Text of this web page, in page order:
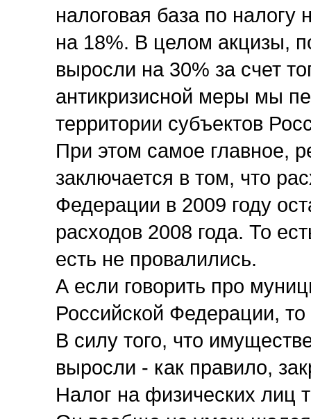
налоговая база по
на 18%. В целом акцизы,
выросли на 30% за счет
антикризисной меры мы
территории субъектов
При этом самое главное,
заключается в том, что
Федерации в 2009 году
расходов 2008 года. То
есть не провалились.
А если говорить про
Российской Федерации,
В силу того, что
выросли - как правило,
Налог на физических лиц